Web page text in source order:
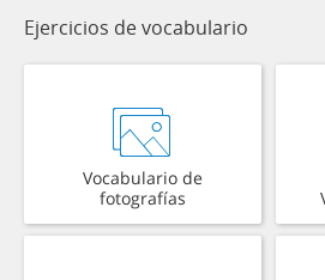
Ejercicios de vocabulario
Vocabulario de
fotografías